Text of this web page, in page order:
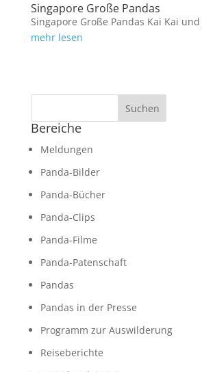
Singapore Große Pandas
Singapore Große Pandas Kai Kai und
mehr lesen
Bereiche
Meldungen
Panda-Bilder
Panda-Bücher
Panda-Clips
Panda-Filme
Panda-Patenschaft
Pandas
Pandas in der Presse
Programm zur Auswilderung
Reiseberichte